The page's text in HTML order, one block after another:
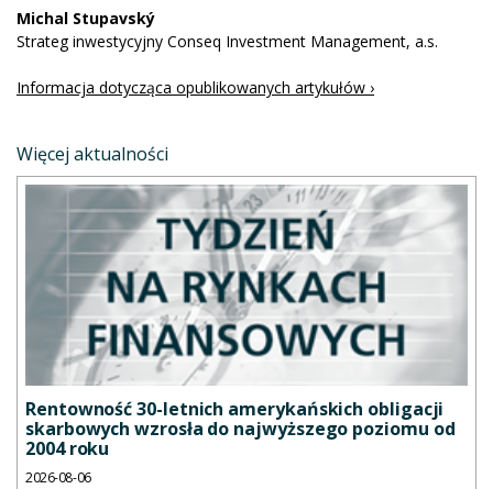
Michal Stupavský
Strateg inwestycyjny Conseq Investment Management, a.s.
Informacja dotycząca opublikowanych artykułów ›
Więcej aktualności
Rentowność 30-letnich amerykańskich obligacji
skarbowych wzrosła do najwyższego poziomu od
2004 roku
2026-08-06